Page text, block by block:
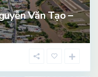
Văn Tạo –